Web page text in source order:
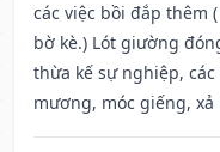
các việc bồi đắp thêm
bờ kè.) Lót giường
thừa kế sự nghiệp,
mương, móc giếng, xả